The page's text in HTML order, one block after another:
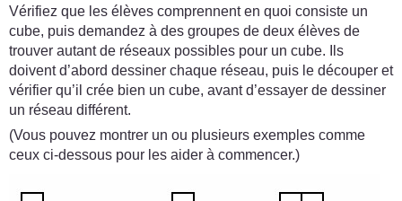
Vérifiez que les élèves comprennent en quoi consiste un
cube, puis demandez à des groupes de deux élèves de
trouver autant de réseaux possibles pour un cube. Ils
doivent d’abord dessiner chaque réseau, puis le découper et
vérifier qu’il crée bien un cube, avant d’essayer de dessiner
un réseau différent.
(Vous pouvez montrer un ou plusieurs exemples comme
ceux ci-dessous pour les aider à commencer.)